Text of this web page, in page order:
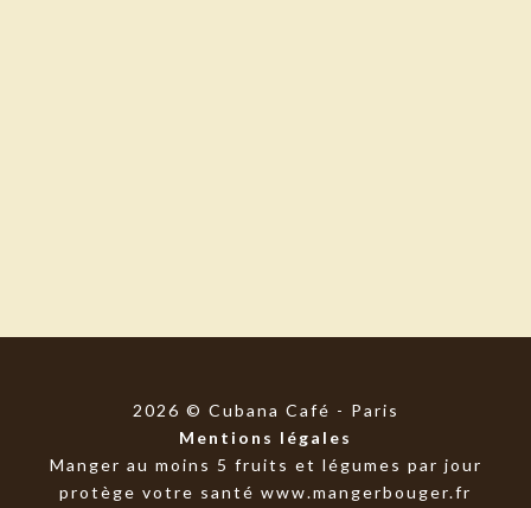
2026 © Cubana Café - Paris
Mentions légales
Manger au moins 5 fruits et légumes par jour
protège votre santé www.mangerbouger.fr